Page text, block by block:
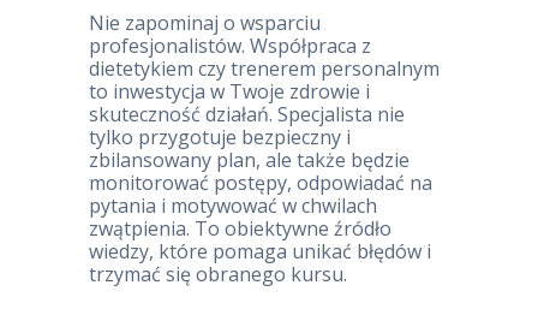
Nie zapominaj o wsparciu
profesjonalistów. Współpraca z
dietetykiem czy trenerem personalnym
to inwestycja w Twoje zdrowie i
skuteczność działań. Specjalista nie
tylko przygotuje bezpieczny i
zbilansowany plan, ale także będzie
monitorować postępy, odpowiadać na
pytania i motywować w chwilach
zwątpienia. To obiektywne źródło
wiedzy, które pomaga unikać błędów i
trzymać się obranego kursu.